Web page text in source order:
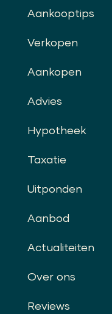
Aankooptips
Verkopen
Aankopen
Advies
Hypotheek
Taxatie
Uitponden
Aanbod
Actualiteiten
Over ons
Reviews